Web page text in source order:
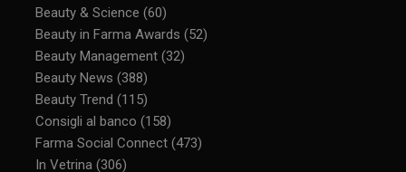
Beauty & Science (60)
Beauty in Farma Awards (52)
Beauty Management (32)
Beauty News (388)
Beauty Trend (115)
Consigli al banco (158)
Farma Social Connect (473)
In Vetrina (306)
_ga_YJ0035S3E9